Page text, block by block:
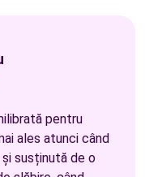
pentru
ales atunci când
susținută de o